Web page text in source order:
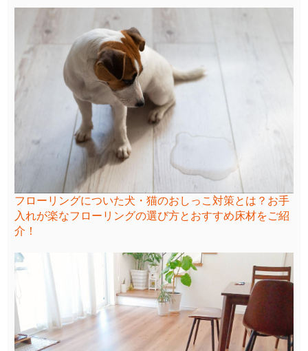
フローリングについた犬・猫のおしっこ対策とは？お手
入れが楽なフローリングの選び方とおすすめ床材をご紹
介！